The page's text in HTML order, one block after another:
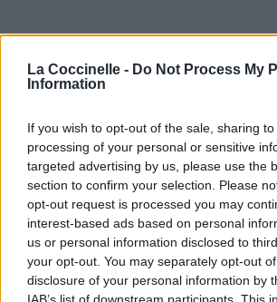
La Coccinelle - Do Not Process My
Information
If you wish to opt-out of the sale, sharing
processing of your personal or sensitive
targeted advertising by us, please use the
section to confirm your selection. Please
opt-out request is processed you may
interest-based ads based on personal
us or personal information disclosed to
your opt-out. You may separately opt-out
disclosure of your personal information by
IAB’s list of downstream participants. This
Commentaires
Voir la vidéo de
Paroles + Traduction Téléchargement
Commentaires